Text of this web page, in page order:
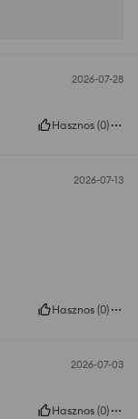
2026-07-28
Hasznos (0)
2026-07-13
Hasznos (0)
2026-07-03
Hasznos (0)